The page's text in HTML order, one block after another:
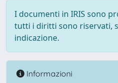
I documenti in IRIS sono
tutti i diritti sono riservati,
indicazione.
Informazioni